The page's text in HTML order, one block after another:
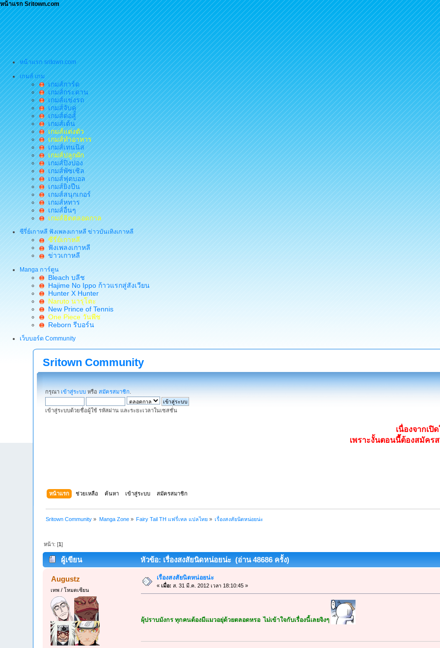
หน้าแรก Sritown.com
หน้าแรก sritown.com
เกมส์ เกม
เกมส์การ์ด
เกมส์กระดาน
เกมส์แข่งรถ
เกมส์จับคู่
เกมส์ต่อสู้
เกมส์เต้น
เกมส์แต่งตัว
เกมส์ทำอาหาร
เกมส์เทนนิส
เกมส์ปลูกผัก
เกมส์ปิงปอง
เกมส์พัซเซิล
เกมส์ฟุตบอล
เกมส์ยิงปืน
เกมส์สนุกเกอร์
เกมส์หทาร
เกมส์อื่นๆ
เกมส์ฮิตตลอดกาล
ซีรี่ย์เกาหลี ฟังเพลงเกาหลี ข่าวบันเทิงเกาหลี
ซีรี่ย์เกาหลี
ฟังเพลงเกาหลี
ข่าวเกาหลี
Manga การ์ตูน
Bleach บลีช
Hajime No Ippo ก้าวแรกสู่สังเวียน
Hunter X Hunter
Naruto นารุโตะ
New Prince of Tennis
One Piece วันพีช
Reborn รีบอร์น
เว็บบอร์ด Community
Sritown Community
กรุณา เข้าสู่ระบบ หรือสมัครสมาชิก
เข้าสู่ระบบด้วยชื่อผู้ใช้ รหัสผ่าน และระยะเวลาในเซสชั่น
เนื่องจากเปิ
เพราะงั้นตอนนี้ต้องสมัค
หน้าแรก ช่วยเหลือ ค้นหา เข้าสู่ระบบ สมัครสมาชิก
Sritown Community » Manga Zone» Fairy Tail TH แฟรี่เทล แปลไทย » เรื่องสงสัยนิดหน่อยน่ะ
หน้า: [1]
ผู้เขียน หัวข้อ: เรื่องสงสัยนิดหน่อยน่ะ (อ่าน 48686 ครั้ง)
Augustz
เทพ / โหมดเซียน
เรื่องสงสัยนิดหน่อยน่ะ
«เมื่อ: ส. 31 มี.ค. 2012 เวลา 18:10:45 »
ผุ้ปราบมังกร ทุกคนต้องมีแมวอยุ่ด้วยตลอดหรอ ไม่เข้าใจกับเรื่องนี้เลยจิงๆ